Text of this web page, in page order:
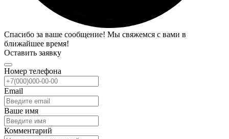
Спасибо за ваше сообщение! Мы свяжемся с вами в
ближайшее время!
Оставить заявку
Номер телефона
Email
Ваше имя
Комментарий